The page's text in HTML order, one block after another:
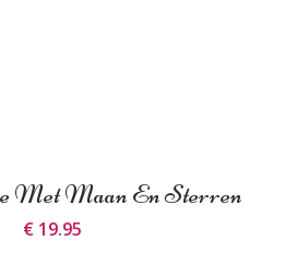
Met Maan En Sterren
€ 19.95